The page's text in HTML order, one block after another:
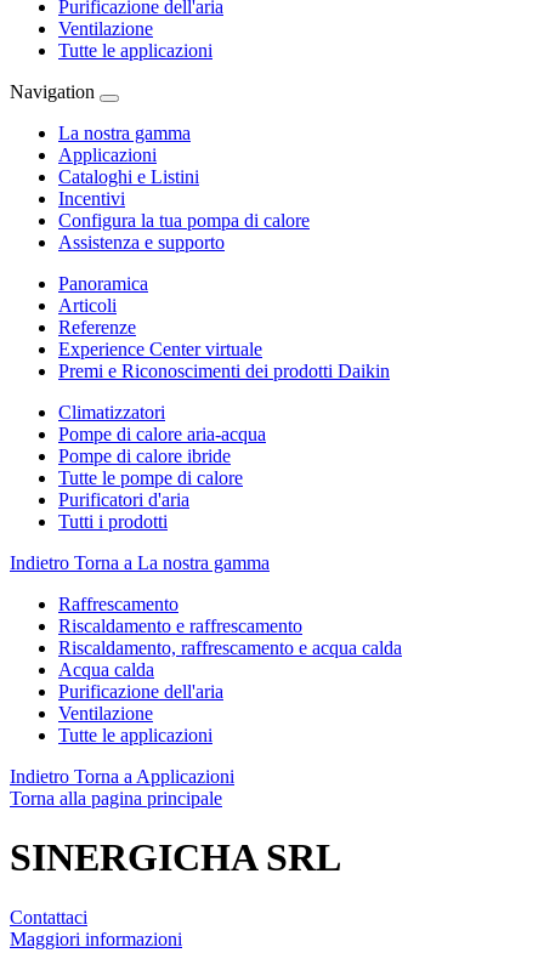
Purificazione dell'aria
Ventilazione
Tutte le applicazioni
Navigation
La nostra gamma
Applicazioni
Cataloghi e Listini
Incentivi
Configura la tua pompa di calore
Assistenza e supporto
Panoramica
Articoli
Referenze
Experience Center virtuale
Premi e Riconoscimenti dei prodotti Daikin
Climatizzatori
Pompe di calore aria-acqua
Pompe di calore ibride
Tutte le pompe di calore
Purificatori d'aria
Tutti i prodotti
Indietro Torna a La nostra gamma
Raffrescamento
Riscaldamento e raffrescamento
Riscaldamento, raffrescamento e acqua calda
Acqua calda
Purificazione dell'aria
Ventilazione
Tutte le applicazioni
Indietro Torna a Applicazioni
Torna alla pagina principale
SINERGICHA SRL
Contattaci
Maggiori informazioni